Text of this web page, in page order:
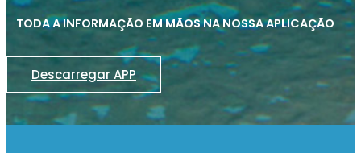
TODA A INFORMAÇÃO EM MÃOS NA NOSSA APLICAÇÃO
Descarregar APP